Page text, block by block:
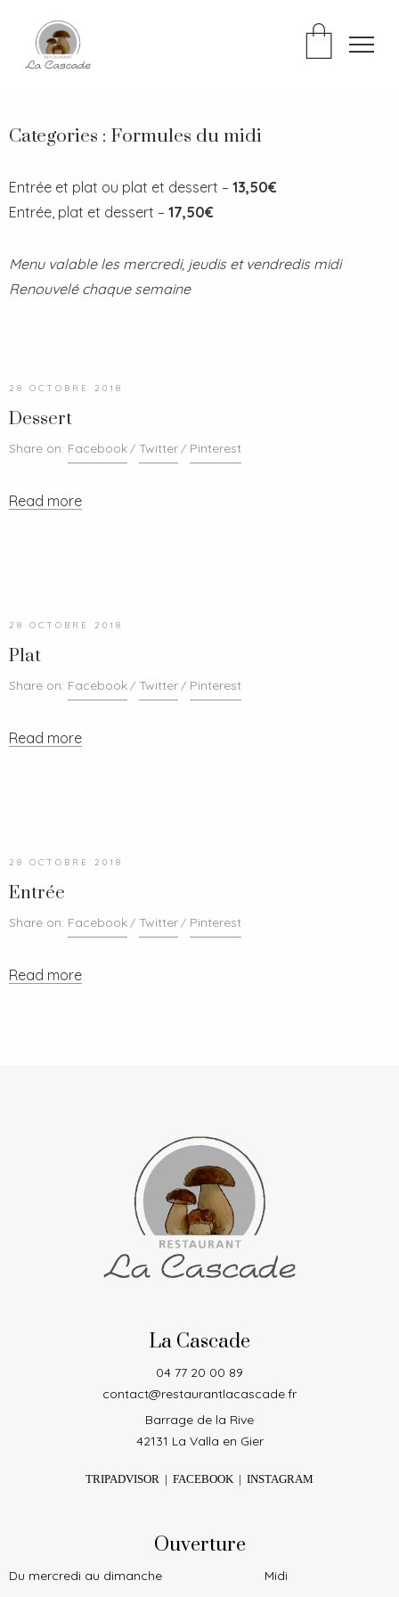
Categories : Formules du midi
Entrée et plat ou plat et dessert – 13,50€
Entrée, plat et dessert – 17,50€
Menu valable les mercredi, jeudis et vendredis midi
Renouvelé chaque semaine
28 OCTOBRE 2018
Dessert
Share on: Facebook Twitter Pinterest
Read more
28 OCTOBRE 2018
Plat
Share on: Facebook Twitter Pinterest
Read more
28 OCTOBRE 2018
Entrée
Share on: Facebook Twitter Pinterest
Read more
La Cascade
04 77 20 00 89
contact@restaurantlacascade.fr
Barrage de la Rive
42131 La Valla en Gier
TRIPADVISOR | FACEBOOK | INSTAGRAM
Ouverture
Du mercredi au dimanche
Midi